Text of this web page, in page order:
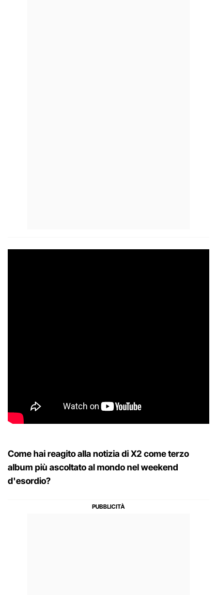
Come hai reagito alla notizia di X2 come terzo
album più ascoltato al mondo nel weekend
d'esordio?